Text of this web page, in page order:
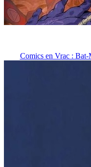
Comics en Vrac :